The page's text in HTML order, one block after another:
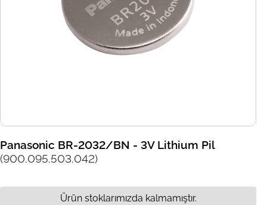
Panasonic BR-2032/BN - 3V Lithium Pil
(900.095.503.042)
Ürün stoklarımızda kalmamıştır.